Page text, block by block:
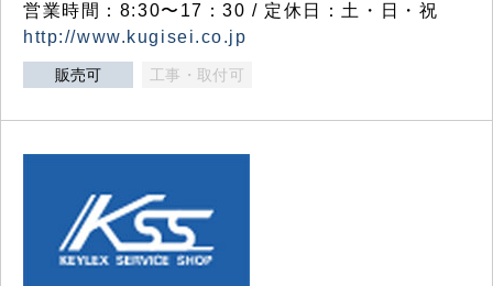
営業時間：8:30〜17：30 / 定休日：土・日・祝
http://www.kugisei.co.jp
販売可 工事・取付可